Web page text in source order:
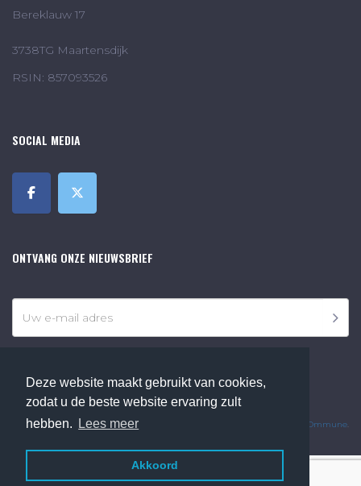
Deze website maakt gebruikt van cookies,
zodat u de beste website ervaring zult
hebben.
Lees meer
Akkoord
Bereklauw 17
3738TG Maartensdijk
RSIN: 857093526
SOCIAL MEDIA
ONTVANG ONZE NIEUWSBRIEF
©2018 Online Museum de Bilt. Alle rechten voorbehouden.
Ommune